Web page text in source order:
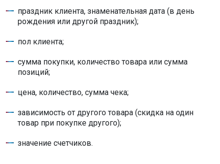
праздник клиента, знаменательная дата (в день
рождения или другой праздник);
пол клиента;
сумма покупки, количество товара или сумма
позиций;
цена, количество, сумма чека;
зависимость от другого товара (скидка на один
товар при покупке другого);
значение счетчиков.